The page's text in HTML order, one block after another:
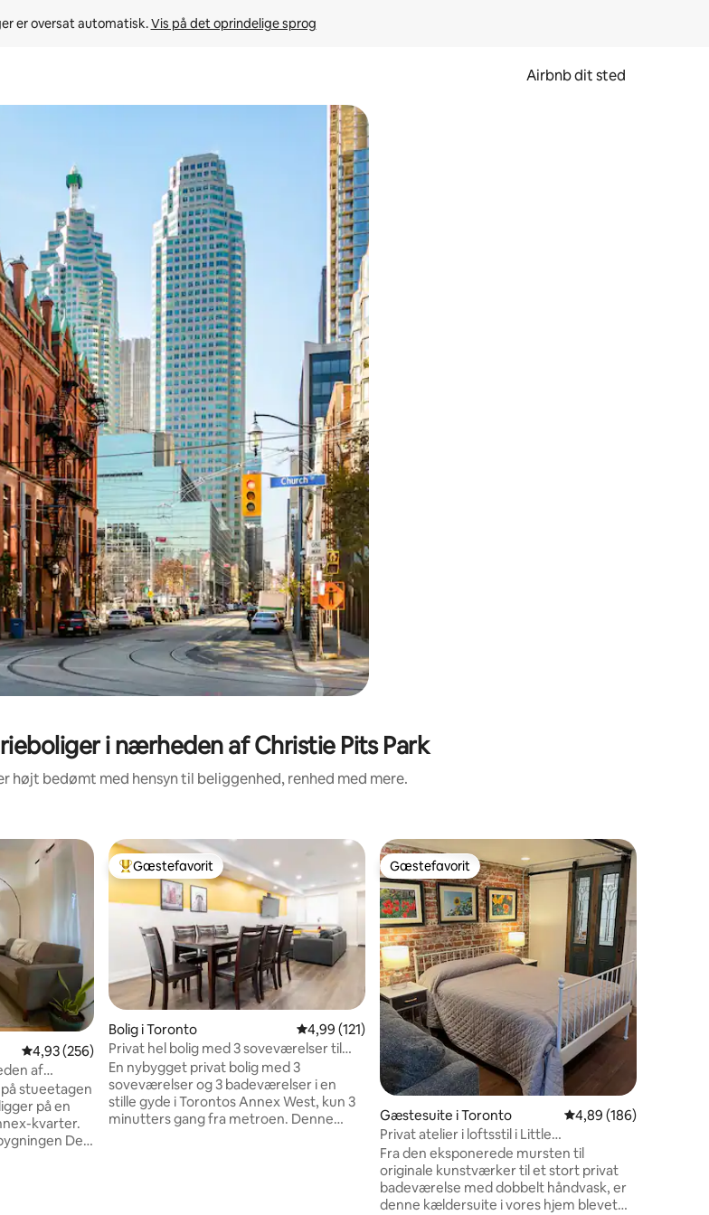
er oversat automatisk. Vis på det oprindelige sprog
Airbnb dit sted
og ned eller se mere ved at trykke eller stryge.
i nærheden af Christie Pits Park
højt bedømt med hensyn til beliggenhed, renhed med mere.
154 omtaler
4,93 ud af 5 i gennemsnitlig bedømmelse, 256 omtaler
4,93 (256)
af
stueetagen
på en
kvarter.
Delt
Bedste gæstefavorit
Gæstefavorit
Bolig i Toronto 4,99 ud af 5 i gennemsnitlig bedømmelse, 121 omtaler
4,99 (121)
Privat hel bolig med 3 soveværelser til
grupper nær metroen
En nybygget privat bolig med 3
soveværelser og 3 badeværelser i en
stille gyde i Torontos Annex West, kun 3
minutters gang fra metroen. Denne
Gæstefavorit
Gæstefavorit
Gæstesuite i Toronto 4,89 ud af 5 i
4,89 (186)
Privat atelier i loftsstil i Little
Italy/Ossington
Fra den eksponerede mursten til
originale kunstværker til et stort privat
badeværelse med dobbelt håndvask, er
denne kældersuite i vores hjem blevet